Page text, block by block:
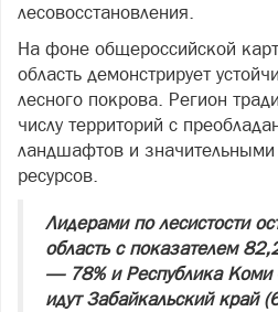
лесовосстановления.
На фоне общероссийской
область демонстрирует
лесного покрова. Регион
числу территорий с
ландшафтов и
ресурсов.
Лидерами по лесистости
область с показателем
— 78% и Республика
идут Забайкальский край